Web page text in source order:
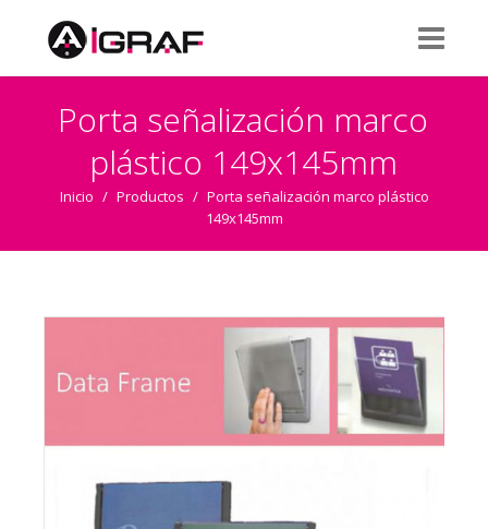
Porta señalización marco
plástico 149x145mm
Inicio / Productos / Porta señalización marco plástico
149x145mm